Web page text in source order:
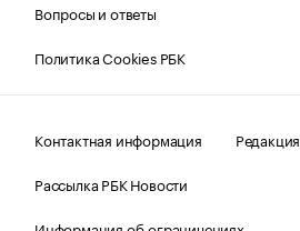
Вопросы и ответы
Политика Cookies РБК
Контактная информация
Редакция
Рассылка РБК Новости